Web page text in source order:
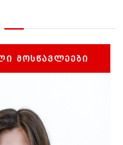
ᲛᲝᲡᲬᲐᲕᲚᲔᲔᲑᲘ